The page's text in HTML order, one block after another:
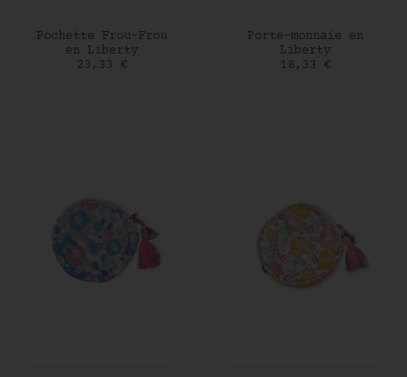
AJOUTER AU PANIER
Pochette Frou-Frou
en Liberty
Prix
23,33 €
AJOUTER AU PANIER
Porte-monnaie en
Liberty
Prix
18,33 €